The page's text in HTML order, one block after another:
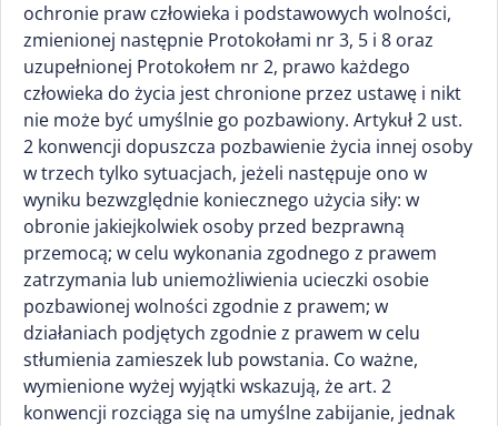
ochronie praw człowieka i podstawowych wolności,
zmienionej następnie Protokołami nr 3, 5 i 8 oraz
uzupełnionej Protokołem nr 2, prawo każdego
człowieka do życia jest chronione przez ustawę i nikt
nie może być umyślnie go pozbawiony. Artykuł 2 ust.
2 konwencji dopuszcza pozbawienie życia innej osoby
w trzech tylko sytuacjach, jeżeli następuje ono w
wyniku bezwzględnie koniecznego użycia siły: w
obronie jakiejkolwiek osoby przed bezprawną
przemocą; w celu wykonania zgodnego z prawem
zatrzymania lub uniemożliwienia ucieczki osobie
pozbawionej wolności zgodnie z prawem; w
działaniach podjętych zgodnie z prawem w celu
stłumienia zamieszek lub powstania. Co ważne,
wymienione wyżej wyjątki wskazują, że art. 2
konwencji rozciąga się na umyślne zabijanie, jednak